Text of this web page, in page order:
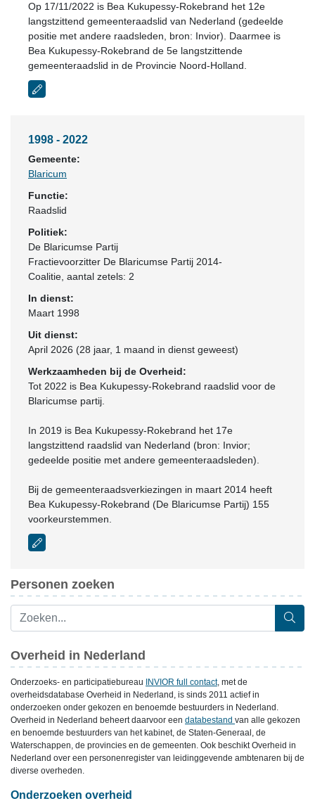
Op 17/11/2022 is Bea Kukupessy-Rokebrand het 12e
langstzittend gemeenteraadslid van Nederland (gedeelde
positie met andere raadsleden, bron: Invior). Daarmee is
Bea Kukupessy-Rokebrand de 5e langstzittende
gemeenteraadslid in de Provincie Noord-Holland.
1998 - 2022
Gemeente:
Blaricum
Functie:
Raadslid
Politiek:
De Blaricumse Partij
Fractievoorzitter De Blaricumse Partij 2014-
Coalitie , aantal zetels: 2
In dienst:
Maart 1998
Uit dienst:
April 2026 (28 jaar, 1 maand in dienst geweest)
Werkzaamheden bij de Overheid:
Tot 2022 is Bea Kukupessy-Rokebrand raadslid voor de
Blaricumse partij.
In 2019 is Bea Kukupessy-Rokebrand het 17e
langstzittend raadslid van Nederland (bron: Invior;
gedeelde positie met andere gemeenteraadsleden).
Bij de gemeenteraadsverkiezingen in maart 2014 heeft
Bea Kukupessy-Rokebrand (De Blaricumse Partij) 155
voorkeurstemmen.
Personen zoeken
Overheid in Nederland
Onderzoeks- en participatiebureau INVIOR full contact, met de
overheidsdatabase Overheid in Nederland, is sinds 2011 actief in
onderzoeken onder gekozen en benoemde bestuurders in Nederland.
Overheid in Nederland beheert daarvoor een databestand van alle gekozen
en benoemde bestuurders van het kabinet, de Staten-Generaal, de
Waterschappen, de provincies en de gemeenten. Ook beschikt Overheid in
Nederland over een personenregister van leidinggevende ambtenaren bij de
diverse overheden.
Onderzoeken overheid